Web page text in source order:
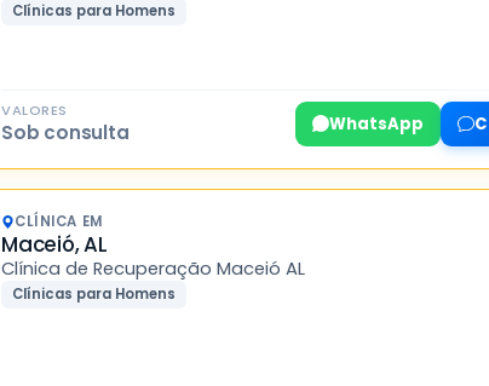
Clínicas para Homens
VALORES
Sob consulta WhatsApp
CLÍNICA EM
Maceió, AL
Clínica de Recuperação Maceió AL
Clínicas para Homens